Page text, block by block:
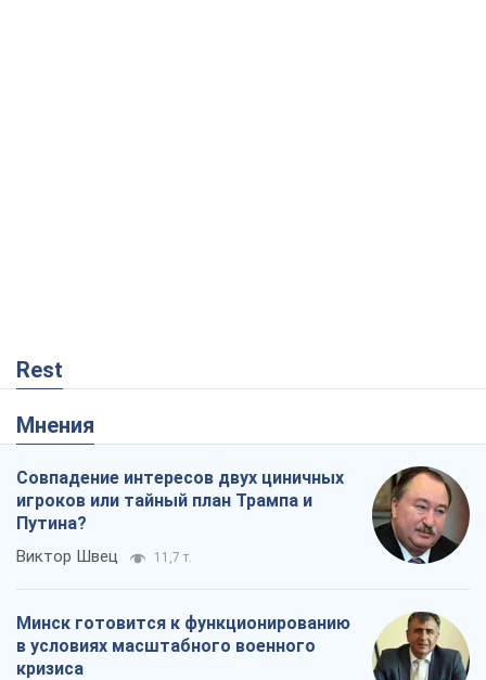
Rest
Мнения
Совпадение интересов двух циничных
игроков или тайный план Трампа и
Путина?
Виктор Швец 11,7 т.
Минск готовится к функционированию
в условиях масштабного военного
кризиса